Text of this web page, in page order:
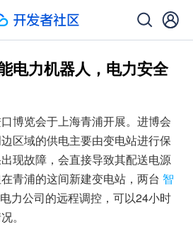
电力机器人，电力安全
博览会于上海青浦开展。进博会
区域的供电主要由变电站进行保
现故障，会直接导致其配送电源
青浦的这间新建变电站，两台 智
力公司的远程调控，可以24小时
。